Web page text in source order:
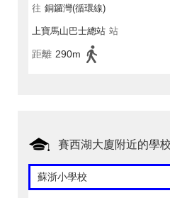
往 銅鑼灣(循環線)
上寶馬山巴士總站 站
距離 290m
賽西湖大廈附近的學校
蘇浙小學校